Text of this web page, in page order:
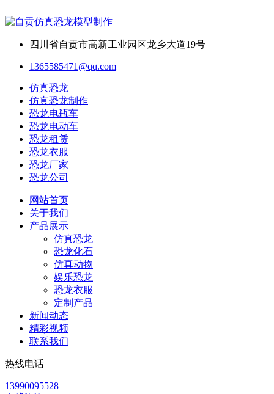
四川省自贡市高新工业园区龙乡大道19号
1365585471@qq.com
仿真恐龙
仿真恐龙制作
恐龙电瓶车
恐龙电动车
恐龙租赁
恐龙衣服
恐龙厂家
恐龙公司
网站首页
关于我们
产品展示
仿真恐龙
恐龙化石
仿真动物
娱乐恐龙
恐龙衣服
定制产品
新闻动态
精彩视频
联系我们
热线电话
13990095528